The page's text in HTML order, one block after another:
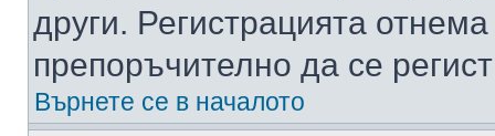
други. Регистрацията
препоръчително да се
Върнете се в началото